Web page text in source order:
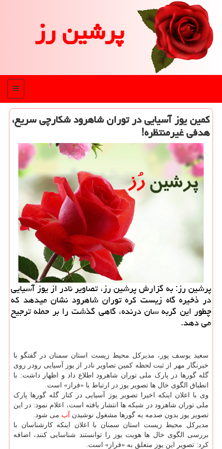
پرشین رز
منو
کمین یوز آسیایی در توران شاهرود شکارچی سریع،
هدفی غیرمنتظره!
پرشین رز: به گزارش پرشین رز، تصاویر نادر از یوز آسیایی
در ذخیره گاه زیست کره توران شاهرود نشان میدهد که
چطور این گربه سان درنده، گاهی گذشت را بر حمله ترجیح
می دهد.
سعید یوسف پور، مدیرکل محیط زیست استان سمنان در گفتگو با
خبرنگار مهر از ثبت لحظه کمین تصاویر نادر از یوز آسیایی رودر روی
گله گورها در پارک ملی توران شاهرود اطلاع داد و اظهار داشت: با
انطباق الگوی خال ها تصویر یوز در ارتباط با «فراز» است.
وی با اعلان اینکه اخیرا تصویر یوز آسیایی در کنار گله گورها پارک
ملی توران شاهرود در شبکه ها انتشار یافته است، اعلام نمود: در این
تصویر یوز بدون صدمه به گورها مشغول نوشیدن آب می شود.
مدیرکل محیط زیست استان سمنان با اعلان اینکه کارشناسان با
بررسی الگوی خال ها هویت یوز را توانستند شناسایی کنند، اضافه
کرد: تصویر این یوز متعلق به «فراز» است.